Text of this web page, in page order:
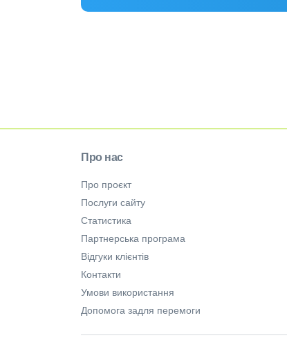
Про нас
Про проєкт
Послуги сайту
Статистика
Партнерська програма
Відгуки клієнтів
Контакти
Умови використання
Допомога задля перемоги